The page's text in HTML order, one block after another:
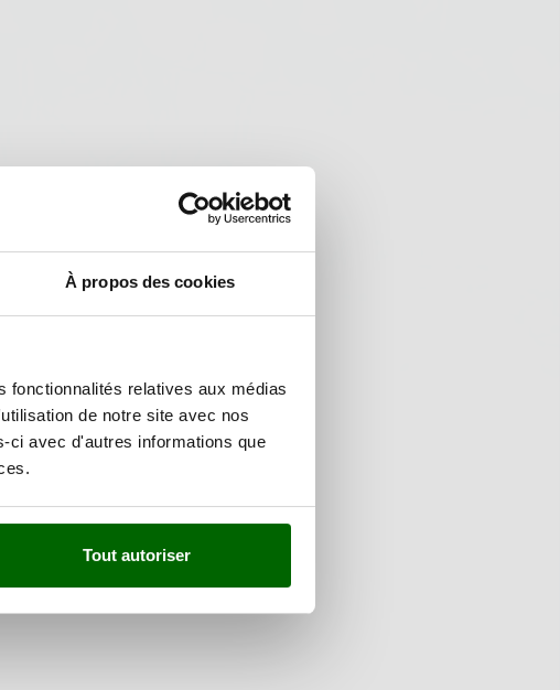
À propos des cookies
fonctionnalités relatives aux médias
de notre site avec nos
ci avec d'autres informations que
Tout autoriser